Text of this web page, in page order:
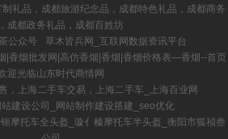
礼品，成都旅游纪念品，成都特色礼品，成都商务
成都政务礼品，成都百姓坊
公众号
草木皆兵网_互联网数据资讯平台
|香烟批发网|高仿香烟|香烟|香烟价格表―香烟--首页
迎光临山东时代商情网
，上海二手车交易，上海二手车_上海百业网
建设公司_网站制作建设搭建_seo优化
摩托车全头盔_璇亻榛摩托车半头盔_衡阳市狐祯叁